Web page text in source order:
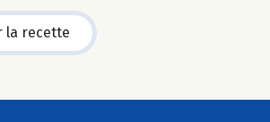
la recette